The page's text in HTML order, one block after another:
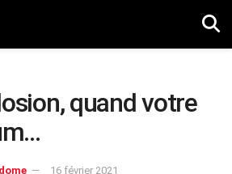
quand votre
16 février 2021